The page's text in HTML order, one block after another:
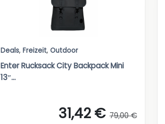
Deals, Freizeit, Outdoor
Enter Rucksack City Backpack Mini
13″...
31,42 € 79,00 €